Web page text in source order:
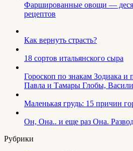
Фаршированные овощи —
рецептов
Как вернуть страсть?
18 сортов итальянского сыра
Гороскоп по знакам Зодиака и
Павла и Тамары Глобы,
Маленькая грудь: 15 причин
Он, Она.. и еще раз Она.
Рубрики